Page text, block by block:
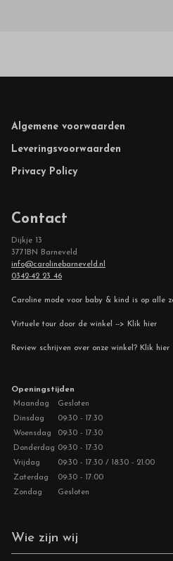
Footer
Algemene voorwaarden
Leveringsvoorwaarden
Privacy Policy
Contact
Dijkje 13
3771BN Barneveld
info@carolinebarneveld.nl
0342-42 23 46
Caroline mode voor baby & kind is op alle
Virtuele tour door de winkel --> Klik hier
Review schrijven over onze winkel? Klik hier
Openingstijden
Maandag
Gesloten
Dinsdag
09:30 - 17:30
Woensdag
09:30 - 17:30
Donderdag 09:30 - 17:30
Vrijdag
09:30 - 17:30 / 18:30 - 21:00
Zaterdag
09:30 - 17:00
Zondag
Gesloten
Wie zijn wij